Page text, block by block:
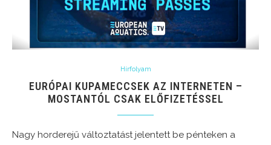
Hírfolyam
EURÓPAI KUPAMECCSEK AZ INTERNETEN –
MOSTANTÓL CSAK ELŐFIZETÉSSEL
Nagy horderejű változtatást jelentett be pénteken a